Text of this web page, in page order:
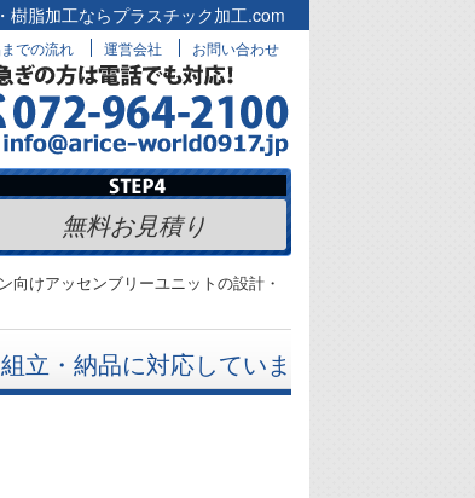
樹脂加工ならプラスチック加工.com
での流れ 運営会社 お問い合わせ
無料お見積り
向けアッセンブリーユニットの設計・
立・納品に対応していま